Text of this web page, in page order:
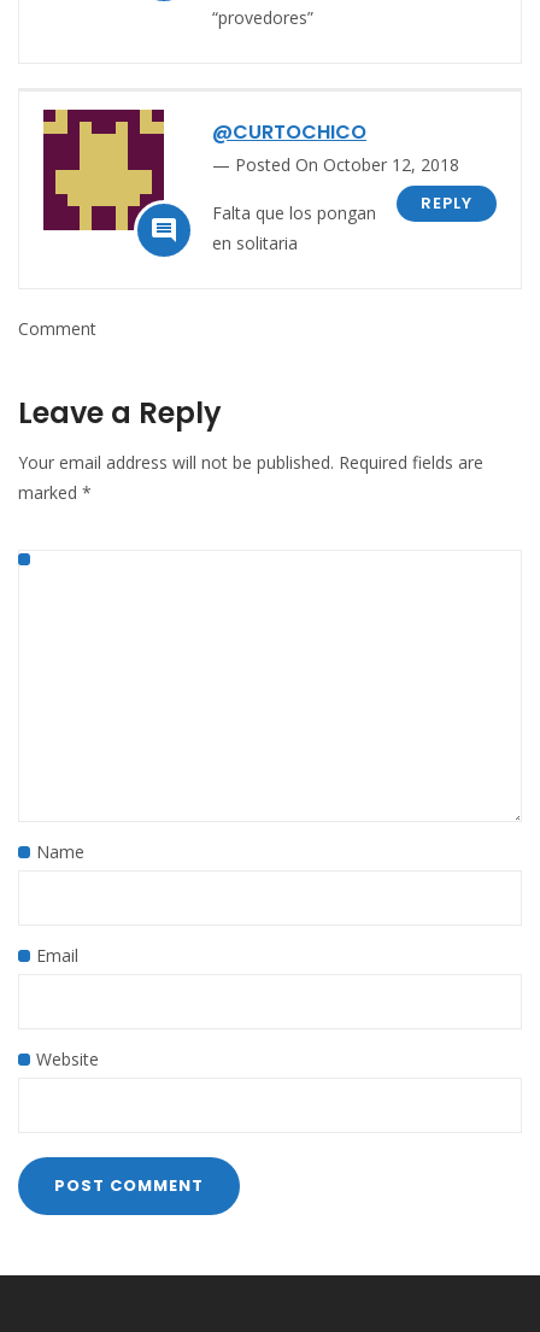
“provedores”

@CURTOCHICO
Posted On October 12, 2018
REPLY
Falta que los pongan
en solitaria
Comment
Leave a Reply
Your email address will not be published. Required fields are
marked *
Name
Email
Website